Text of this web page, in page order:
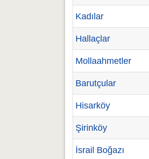
Kadılar
Hallaçlar
Mollaahmetler
Barutçular
Hisarköy
Şirinköy
İsrail Boğazı